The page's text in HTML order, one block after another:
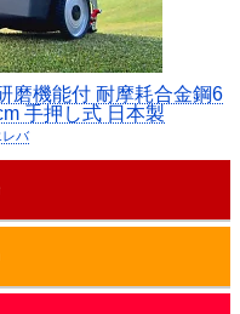
磨機能付 耐摩耗合金鋼6
手押し式 日本製
レバ